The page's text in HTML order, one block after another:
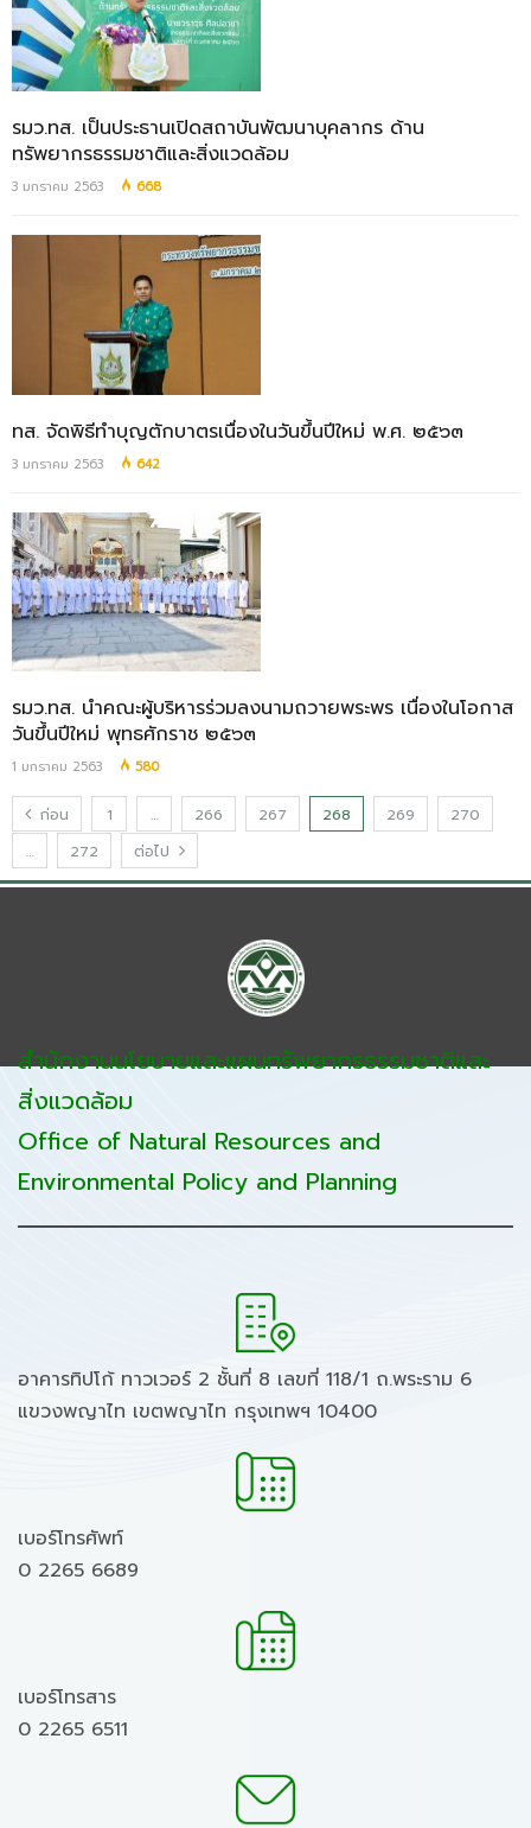
รมว.ทส. เป็นประธานเปิดสถาบันพัฒนาบุคลากร ด้าน
ทรัพยากรธรรมชาติและสิ่งแวดล้อม
3 มกราคม 2563 668
ทส. จัดพิธีทำบุญตักบาตรเนื่องในวันขึ้นปีใหม่ พ.ศ. ๒๕๖๓
3 มกราคม 2563 642
รมว.ทส. นำคณะผู้บริหารร่วมลงนามถวายพระพร เนื่องในโอกาส
วันขึ้นปีใหม่ พุทธศักราช ๒๕๖๓
1 มกราคม 2563 580
ก่อน 1 … 266 267 268 269
270
…
272 ต่อไป
สำนักงานนโยบายและแผนทรัพยากรธรรมชาติและ
สิ่งแวดล้อม
Office of Natural Resources and
Environmental Policy and Planning
อาคารทิปโก้ ทาวเวอร์ 2 ชั้นที่ 8 เลขที่ 118/1 ถ.พระราม 6
แขวงพญาไท เขตพญาไท กรุงเทพฯ 10400
เบอร์โทรศัพท์
0 2265 6689
เบอร์โทรสาร
0 2265 6511